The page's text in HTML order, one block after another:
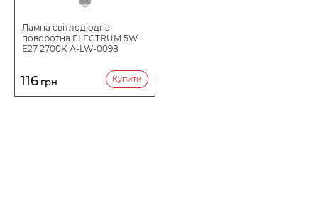
Лампа світлодіодна
поворотна ELECTRUM 5W
E27 2700K A-LW-0098
116 грн Купити